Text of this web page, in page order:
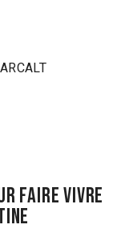
FAIRE VIVRE